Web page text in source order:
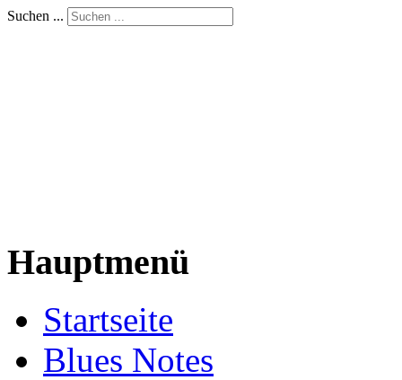
Suchen ...
Hauptmenü
Startseite
Blues Notes